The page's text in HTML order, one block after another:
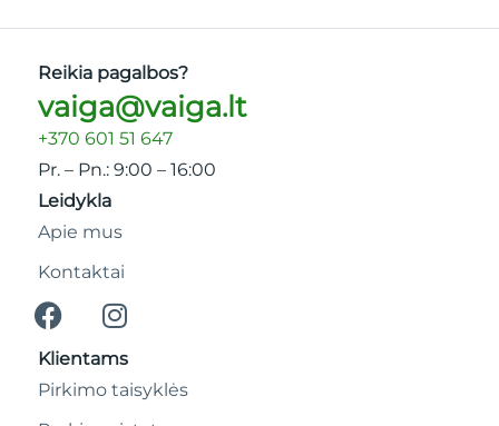
Reikia pagalbos?
vaiga@vaiga.lt
+370 601 51 647
Pr. – Pn.: 9:00 – 16:00
Leidykla
Apie mus
Kontaktai
Klientams
Pirkimo taisyklės